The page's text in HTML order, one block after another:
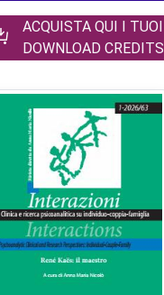
ACQUISTA QUI I TUOI
DOWNLOAD CREDITS